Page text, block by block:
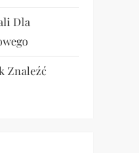
Dla
Znaleźć